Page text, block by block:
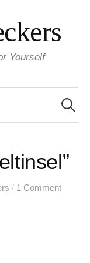
Yourself
for:
/ 1 Comment